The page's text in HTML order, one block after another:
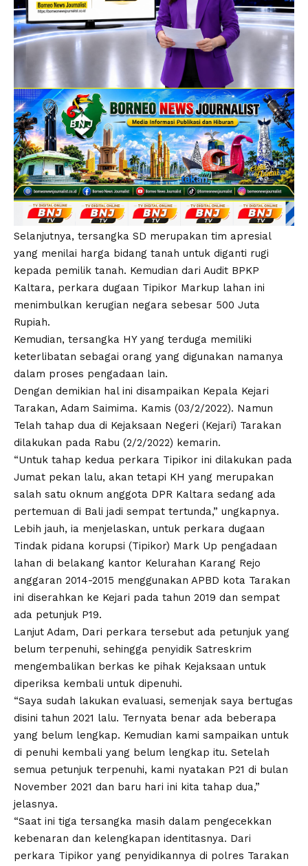
Selanjutnya, tersangka SD merupakan tim apresial
yang menilai harga bidang tanah untuk diganti rugi
kepada pemilik tanah. Kemudian dari Audit BPKP
Kaltara, perkara dugaan Tipikor Markup lahan ini
menimbulkan kerugian negara sebesar 500 Juta
Rupiah.
Kemudian, tersangka HY yang terduga memiliki
keterlibatan sebagai orang yang digunakan namanya
dalam proses pengadaan lain.
Dengan demikian hal ini disampaikan Kepala Kejari
Tarakan, Adam Saimima. Kamis (03/2/2022). Namun
Telah tahap dua di Kejaksaan Negeri (Kejari) Tarakan
dilakukan pada Rabu (2/2/2022) kemarin.
“Untuk tahap kedua perkara Tipikor ini dilakukan pada
Jumat pekan lalu, akan tetapi KH yang merupakan
salah satu oknum anggota DPR Kaltara sedang ada
pertemuan di Bali jadi sempat tertunda,” ungkapnya.
Lebih jauh, ia menjelaskan, untuk perkara dugaan
Tindak pidana korupsi (Tipikor) Mark Up pengadaan
lahan di belakang kantor Kelurahan Karang Rejo
anggaran 2014-2015 menggunakan APBD kota Tarakan
ini diserahkan ke Kejari pada tahun 2019 dan sempat
ada petunjuk P19.
Lanjut Adam, Dari perkara tersebut ada petunjuk yang
belum terpenuhi, sehingga penyidik Satreskrim
mengembalikan berkas ke pihak Kejaksaan untuk
diperiksa kembali untuk dipenuhi.
“Saya sudah lakukan evaluasi, semenjak saya bertugas
disini tahun 2021 lalu. Ternyata benar ada beberapa
yang belum lengkap. Kemudian kami sampaikan untuk
di penuhi kembali yang belum lengkap itu. Setelah
semua petunjuk terpenuhi, kami nyatakan P21 di bulan
November 2021 dan baru hari ini kita tahap dua,”
jelasnya.
“Saat ini tiga tersangka masih dalam pengecekkan
kebenaran dan kelengkapan identitasnya. Dari
perkara Tipikor yang penyidikannya di polres Tarakan